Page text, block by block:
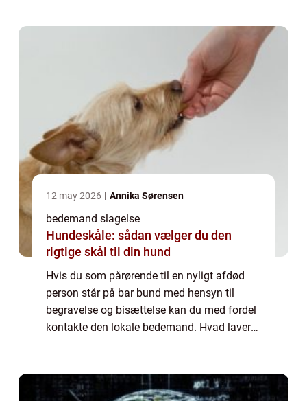
12 may 2026 Annika Sørensen
bedemand slagelse
Hundeskåle: sådan vælger du den
rigtige skål til din hund
Hvis du som pårørende til en nyligt afdød
person står på bar bund med hensyn til
begravelse og bisættelse kan du med fordel
kontakte den lokale bedemand. Hvad laver
håndtere alle...